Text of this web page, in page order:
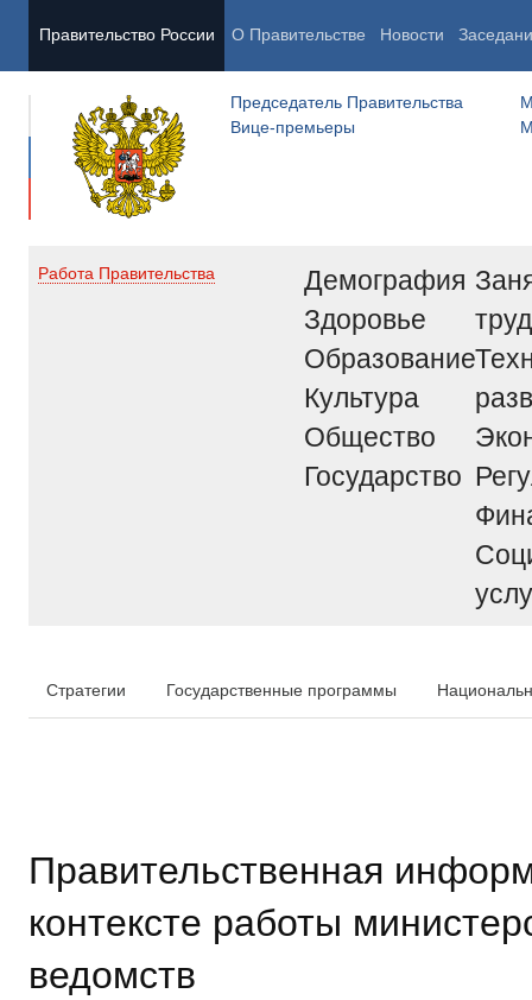
Правительство России О Правительстве Новости
Председатель Правительства
Вице-премьеры
Работа Правительства
Демография
Здоровье
Образование
Культура
Общество
Государство
труд
Стратегии Государственные программы
Правительственная
контексте работы
ведомств